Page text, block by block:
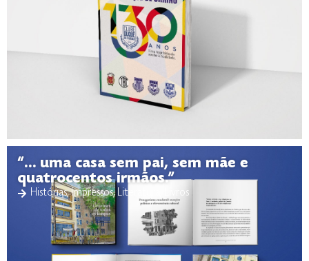
“… uma casa sem pai, sem mãe e
quatrocentos irmãos.”
Histórias,Impressos,Literatura Livros